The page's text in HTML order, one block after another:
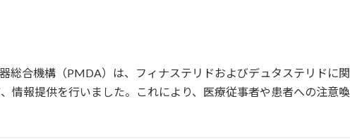
総合機構（PMDA）は、フィナステリドおよびデュタステリドに関
情報提供を行いました。これにより、医療従事者や患者への注意喚